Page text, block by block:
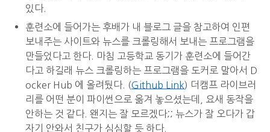
있다.
훈련소에 들어가는 후배가 내 블로그 글을 참고하여 인편
보내주는 사이트와 뉴스를 크롤링해서 보내는 프로그램을
만들었다고 한다. 마침 고등학교 동기가 훈련소에 들어간
다고 하길래 뉴스 크롤링하는 프로그램을 도커로 말아서 D
ocker Hub 에 올려뒀다. (Github Link) 더캠프 라이브러
리를 어떤 분이 파이썬으로 옮겨 놓으셨는데, 요새 동작을
안하는 것 같다. 왠지는 잘 모르겠다;; 뉴스가 잘 오다가 갑
자기 안와서 친구가 심심할 듯 하다.